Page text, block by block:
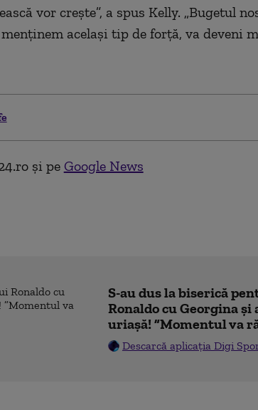
vor crește”, a spus Kelly. „Bugetul
același tip de forță, va deveni
și pe Google News
S-au dus la biserică
Ronaldo cu Georgina
uriașă! ”Momentul va
Descarcă aplicația Digi